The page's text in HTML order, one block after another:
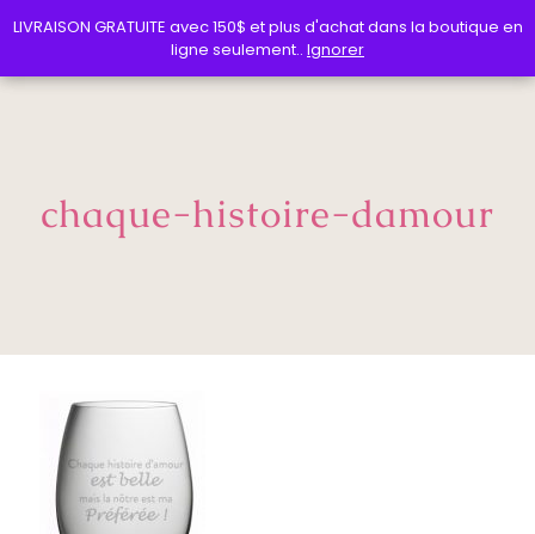
chaque-histoire-damour
LIVRAISON GRATUITE avec 150$ et plus d'achat dans la boutique en
ligne seulement.. Ignorer
LIVRAISON GRATUITE avec 150$ et plus d'achat dans la boutique en
ligne seulement.. Ignorer